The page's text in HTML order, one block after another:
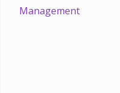
Management